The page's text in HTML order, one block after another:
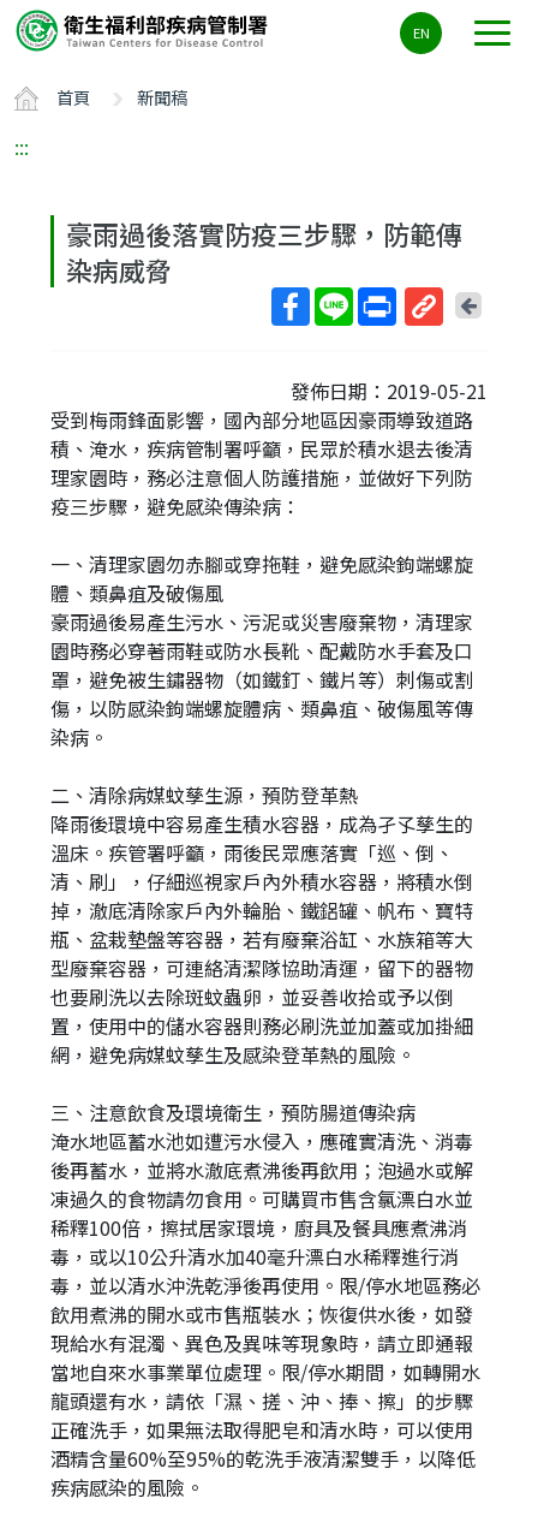
要
容
ALT+C
EN
首頁 新聞稿
:::
豪雨過後落實防疫三步驟，防範傳
染病威脅
短
網
址
回
頁
發佈日期：2019-05-21
受到梅雨鋒面影響，國內部分地區因豪雨導致道路
積、淹水，疾病管制署呼籲，民眾於積水退去後清
理家園時，務必注意個人防護措施，並做好下列防
疫三步驟，避免感染傳染病：
一、清理家園勿赤腳或穿拖鞋，避免感染鉤端螺旋
體、類鼻疽及破傷風
豪雨過後易產生污水、污泥或災害廢棄物，清理家
園時務必穿著雨鞋或防水長靴、配戴防水手套及口
罩，避免被生鏽器物（如鐵釘、鐵片等）刺傷或割
傷，以防感染鉤端螺旋體病、類鼻疽、破傷風等傳
染病。
二、清除病媒蚊孳生源，預防登革熱
降雨後環境中容易產生積水容器，成為孑孓孳生的
溫床。疾管署呼籲，雨後民眾應落實「巡、倒、
清、刷」，仔細巡視家戶內外積水容器，將積水倒
掉，澈底清除家戶內外輪胎、鐵鋁罐、帆布、寶特
瓶、盆栽墊盤等容器，若有廢棄浴缸、水族箱等大
型廢棄容器，可連絡清潔隊協助清運，留下的器物
也要刷洗以去除斑蚊蟲卵，並妥善收拾或予以倒
置，使用中的儲水容器則務必刷洗並加蓋或加掛細
網，避免病媒蚊孳生及感染登革熱的風險。
三、注意飲食及環境衛生，預防腸道傳染病
淹水地區蓄水池如遭污水侵入，應確實清洗、消毒
後再蓄水，並將水澈底煮沸後再飲用；泡過水或解
凍過久的食物請勿食用。可購買市售含氯漂白水並
稀釋100倍，擦拭居家環境，廚具及餐具應煮沸消
毒，或以10公升清水加40毫升漂白水稀釋進行消
毒，並以清水沖洗乾淨後再使用。限/停水地區務必
飲用煮沸的開水或市售瓶裝水；恢復供水後，如發
現給水有混濁、異色及異味等現象時，請立即通報
當地自來水事業單位處理。限/停水期間，如轉開水
龍頭還有水，請依「濕、搓、沖、捧、擦」的步驟
正確洗手，如果無法取得肥皂和清水時，可以使用
酒精含量60%至95%的乾洗手液清潔雙手，以降低
疾病感染的風險。